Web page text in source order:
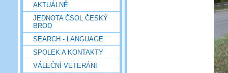
AKTUÁLNĚ
JEDNOTA ČSOL ČESKÝ
BROD
SEARCH - LANGUAGE
SPOLEK A KONTAKTY
VÁLEČNÍ VETERÁNI